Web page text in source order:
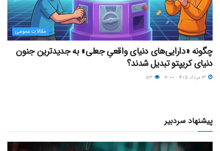
مقالات عمومی
چگونه «دارایی‌های دنیای واقعیِ جعلی» به جدیدترین جنون
دنیای کریپتو تبدیل شدند؟
پیشنهاد سردبیر